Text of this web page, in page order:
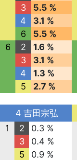
3
5.5 %
4
3.1 %
6
5.5 %
6
2
1.6 %
3
3.1 %
4
1.3 %
5
2.7 %
4 吉田宗弘
1
2
0.3 %
3
0.4 %
5
0.9 %